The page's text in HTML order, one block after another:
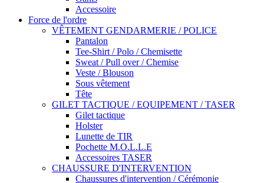
Accessoire
Force de l'ordre
VÊTEMENT GENDARMERIE / POLICE
Pantalon
Tee-Shirt / Polo / Chemisette
Sweat / Pull over / Chemise
Veste / Blouson
Sous vêtement
Tête
GILET TACTIQUE / EQUIPEMENT / TASER
Gilet tactique
Holster
Lunette de TIR
Pochette M.O.L.L.E
Accessoires TASER
CHAUSSURE D'INTERVENTION
Chaussures d'intervention / Cérémonie